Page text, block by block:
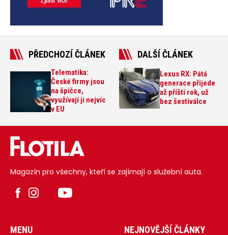
PŘEDCHOZÍ ČLÁNEK
Telematika:
České firmy jsou
na špičce,
využívají ji nejvíc
v EU
DALŠÍ ČLÁNEK
Lexus RX: Pátá
generace přijede
až příští rok, už
bez šestiválce
Magazín pro všechny, kteří se zajímají o služební auta.
MENU NEJNOVĚJŠÍ ČLÁNKY